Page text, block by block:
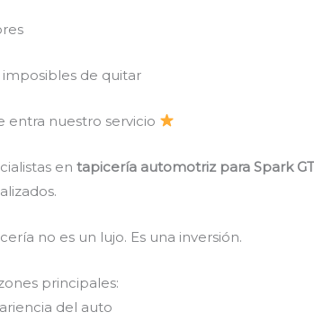
imposibles de quitar
entra nuestro servicio
entapicería automotriz para Spark
no es un lujo. Es una inversión.
principales:
del auto